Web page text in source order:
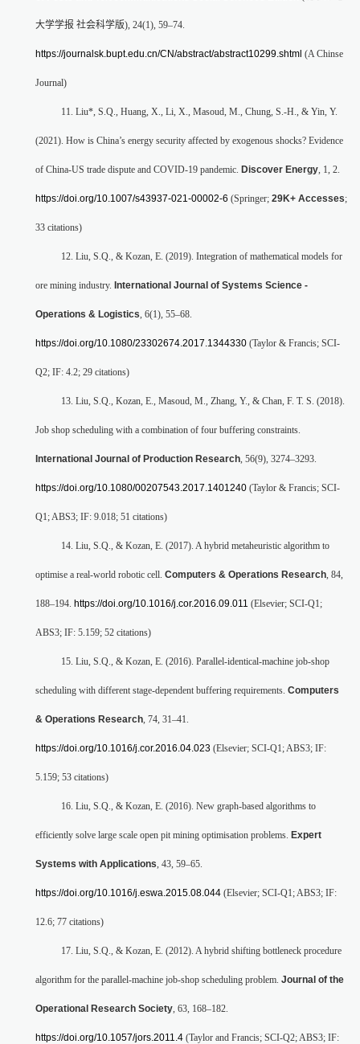
大学学报 社会科学版), 24(1), 59–74.
https://journalsk.bupt.edu.cn/CN/abstract/abstract10299.shtml (A Chinse
Journal)
11. Liu*, S.Q., Huang, X., Li, X., Masoud, M., Chung, S.-H., & Yin, Y.
(2021). How is China’s energy security affected by exogenous shocks? Evidence
of China-US trade dispute and COVID-19 pandemic. Discover Energy , 1, 2.
https://doi.org/10.1007/s43937-021-00002-6 (Springer; 29K+ Accesses;
33 citations)
12. Liu, S.Q., & Kozan, E. (2019). Integration of mathematical models for
ore mining industry. International Journal of Systems Science -
Operations & Logistics , 6(1), 55–68.
https://doi.org/10.1080/23302674.2017.1344330 (Taylor & Francis; SCI-
Q2; IF: 4.2; 29 citations)
13. Liu, S.Q., Kozan, E., Masoud, M., Zhang, Y., & Chan, F. T. S. (2018).
Job shop scheduling with a combination of four buffering constraints.
International Journal of Production Research , 56(9), 3274–3293.
https://doi.org/10.1080/00207543.2017.1401240 (Taylor & Francis; SCI-
Q1; ABS3; IF: 9.018; 51 citations)
14. Liu, S.Q., & Kozan, E. (2017). A hybrid metaheuristic algorithm to
optimise a real-world robotic cell. Computers & Operations Research , 84,
188–194. https://doi.org/10.1016/j.cor.2016.09.011 (Elsevier; SCI-Q1;
ABS3; IF: 5.159; 52 citations)
15. Liu, S.Q., & Kozan, E. (2016). Parallel-identical-machine job-shop
scheduling with different stage-dependent buffering requirements. Computers
& Operations Research , 74, 31–41.
https://doi.org/10.1016/j.cor.2016.04.023 (Elsevier; SCI-Q1; ABS3; IF:
5.159; 53 citations)
16. Liu, S.Q., & Kozan, E. (2016). New graph-based algorithms to
efficiently solve large scale open pit mining optimisation problems. Expert
Systems with Applications , 43, 59–65.
https://doi.org/10.1016/j.eswa.2015.08.044 (Elsevier; SCI-Q1; ABS3; IF:
12.6; 77 citations)
17. Liu, S.Q., & Kozan, E. (2012). A hybrid shifting bottleneck procedure
algorithm for the parallel-machine job-shop scheduling problem. Journal of the
Operational Research Society , 63, 168–182.
https://doi.org/10.1057/jors.2011.4 (Taylor and Francis; SCI-Q2; ABS3; IF: